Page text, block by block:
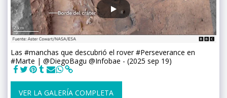
Las #manchas que descubrió el rover #Perseverance en
#Marte | @DiegoBagu @Infobae - (2025 sep 19)
VER LA GALERÍA COMPLETA